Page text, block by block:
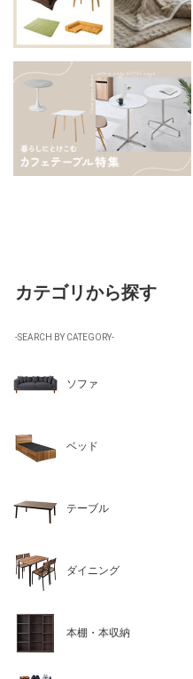
カテゴリから探す
-SEARCH BY CATEGORY-
ソファ
ベッド
テーブル
ダイニング
本棚・本収納